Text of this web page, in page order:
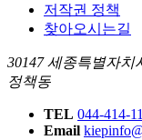
저작권 정책
찾아오시는길
30147 세종특별자치
정책동
TEL 044-414-
Email